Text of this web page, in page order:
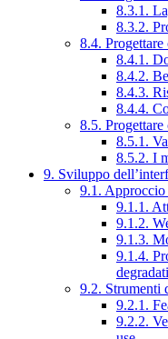
8.3.1.
8.3.2.
8.4.
8.4.1.
8.4.2.
8.4.3.
8.4.4.
8.5.
8.5.1.
8.5.2. I
9. Sviluppo
9.1.
9.1.1.
9.1.2.
9.1.3.
9.1.4.
9.2. Strumenti
9.2.1.
9.2.2.